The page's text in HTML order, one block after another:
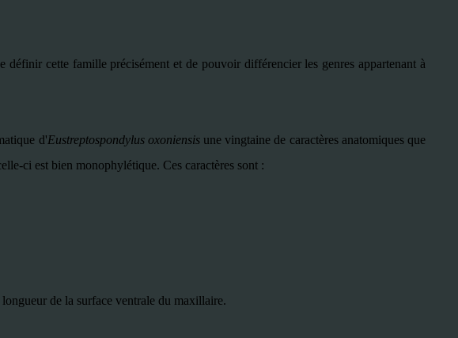
cette famille précisément et de pouvoir différencier les genres appartenant à
d'Eustreptospondylus oxoniensisune vingtaine de caractères anatomiques que
ci est bien monophylétique. Ces caractères sont :
de la surface ventrale du maxillaire.